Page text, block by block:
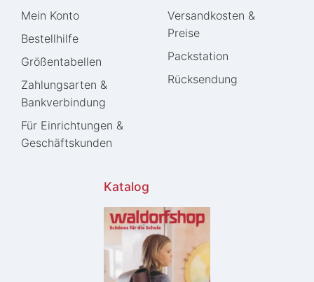
Mein Konto
Bestellhilfe
Größentabellen
Zahlungsarten &
Bankverbindung
Für Einrichtungen &
Geschäftskunden
Versandkosten &
Preise
Packstation
Rücksendung
Katalog